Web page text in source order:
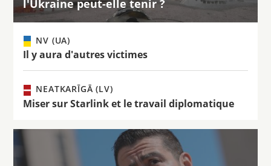
l'Ukraine peut-elle tenir ?
NV (UA)
Il y aura d'autres victimes
NEATKARĪGĀ (LV)
Miser sur Starlink et le travail diplomatique